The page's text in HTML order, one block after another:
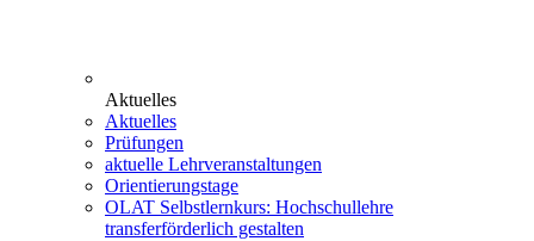
Aktuelles
Aktuelles
Prüfungen
aktuelle Lehrveranstaltungen
Orientierungstage
OLAT Selbstlernkurs: Hochschullehre
transferförderlich gestalten